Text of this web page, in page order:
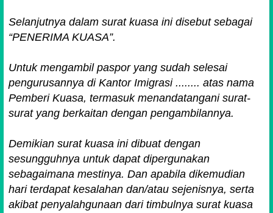
Selanjutnya dalam surat kuasa ini disebut sebagai
“PENERIMA KUASA”.
Untuk mengambil paspor yang sudah selesai
pengurusannya di Kantor Imigrasi ........ atas nama
Pemberi Kuasa, termasuk menandatangani surat-
surat yang berkaitan dengan pengambilannya.
Demikian surat kuasa ini dibuat dengan
sesungguhnya untuk dapat dipergunakan
sebagaimana mestinya. Dan apabila dikemudian
hari terdapat kesalahan dan/atau sejenisnya, serta
akibat penyalahgunaan dari timbulnya surat kuasa